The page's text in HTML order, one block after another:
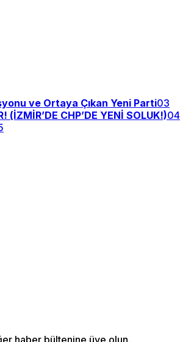
ve Ortaya Çıkan Yeni Parti03
(İZMİR’DE CHP’DE YENİ SOLUK!)04